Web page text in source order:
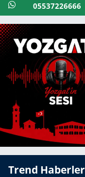
05537226666
Trend Haberler